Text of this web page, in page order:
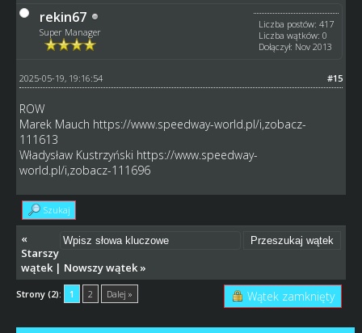
rekin67
Super Manager
Liczba postów: 417
Liczba wątków: 0
Dołączył: Nov 2013
#15
2025-05-19, 19:16:54
ROW
Marek Mauch https://www.speedway-world.pl/i,zobacz-
111613
Władysław Kustrzyński https://www.speedway-
world.pl/i,zobacz-111696
Szukaj
«
Starszy
wątek| Nowszy wątek»
Strony (2): 1 2 Dalej » Wątek zamknięty